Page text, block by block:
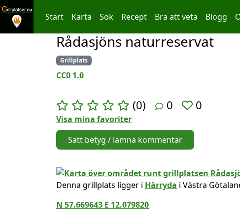
Hoppa till innehållet
Start Karta Sök Recept Bra att veta Blogg
Rådasjöns naturreservat
Grillplats
CC0 1.0
(0) 0 0
Visa mina favoriter
Sätt betyg / lämna kommentar
Denna grillplats ligger i Härryda i Västra
N 57.669643 E 12.079820